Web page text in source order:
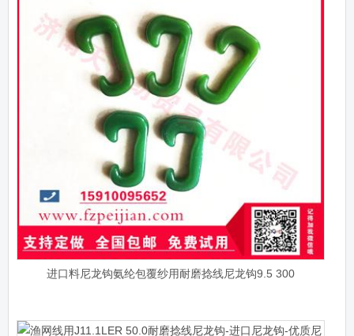
进口料尼龙钩氨纶包覆纱用耐磨捻线尼龙钩9.5 300